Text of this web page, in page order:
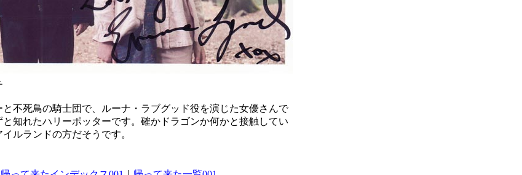
不死鳥の騎士団で、ルーナ・ラブグッド役を演じた女優さんで
知れたハリーポッターです。確かドラゴンか何かと接触してい
ルランドの方だそうです。